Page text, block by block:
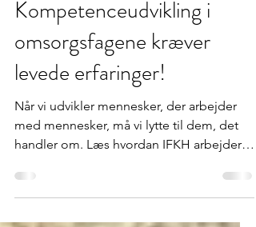
Henrik Møller
16. feb.
Kompetenceudvikling i
omsorgsfagene kræver
levede erfaringer!
Når vi udvikler mennesker, der arbejder
med mennesker, må vi lytte til dem, det